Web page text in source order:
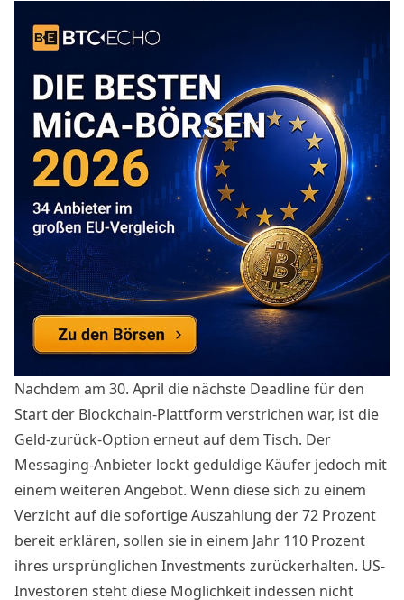
Nachdem am 30. April die nächste Deadline für den
Start der Blockchain-Plattform verstrichen war, ist die
Geld-zurück-Option erneut auf dem Tisch. Der
Messaging-Anbieter lockt geduldige Käufer jedoch mit
einem weiteren Angebot. Wenn diese sich zu einem
Verzicht auf die sofortige Auszahlung der 72 Prozent
bereit erklären, sollen sie in einem Jahr 110 Prozent
ihres ursprünglichen Investments zurückerhalten. US-
Investoren steht diese Möglichkeit indessen nicht